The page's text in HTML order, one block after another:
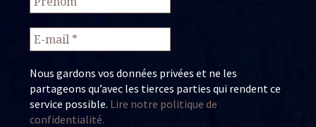
Nous gardons vos données privées et ne les
partageons qu’avec les tierces parties qui rendent ce
service possible. Lire notre politique de
confidentialité.